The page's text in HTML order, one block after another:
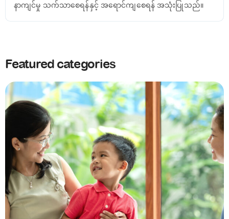
Featured categories
နာကျင်မှု သက်သာစေရန်နှင့် အရောင်ကျစေရန် အသုံးပြုသည်။